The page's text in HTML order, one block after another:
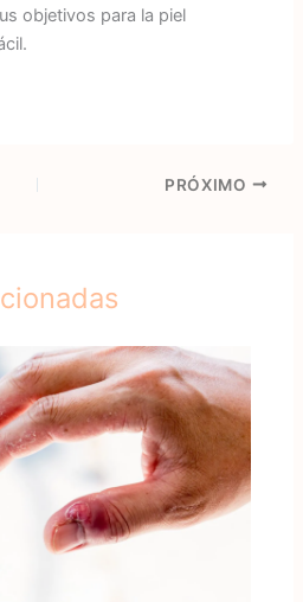
objetivos para la piel
PRÓXIMO